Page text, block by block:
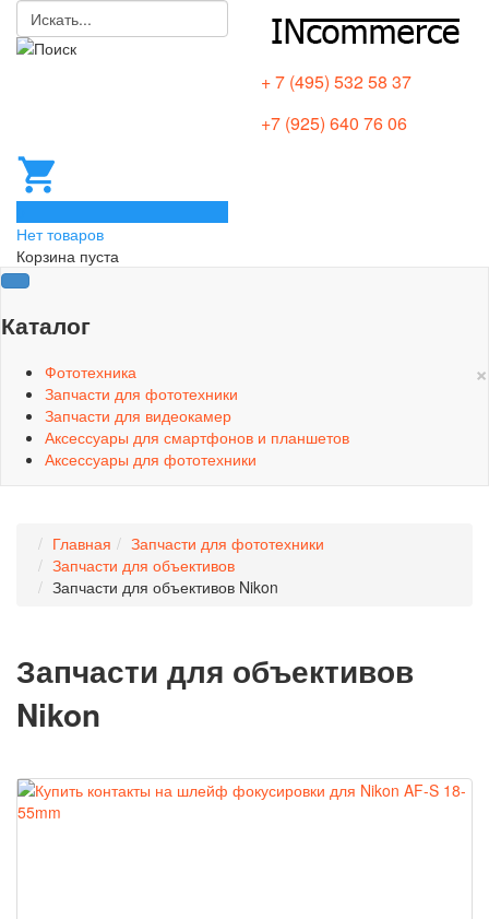
+ 7 (495) 532 58 37
+7 (925) 640 76 06
Нет товаров
Корзина пуста
Каталог
×
Фототехника
Запчасти для фототехники
Запчасти для видеокамер
Аксессуары для смартфонов и планшетов
Аксессуары для фототехники
Главная
Запчасти для фототехники
Запчасти для объективов
Запчасти для объективов Nikon
Запчасти для объективов
Nikon